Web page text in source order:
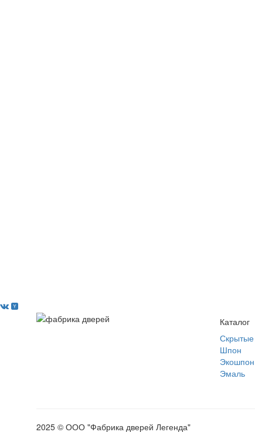
Каталог
Скрытые
Шпон
Экошпон
Эмаль
2025 © ООО "Фабрика дверей Легенда"